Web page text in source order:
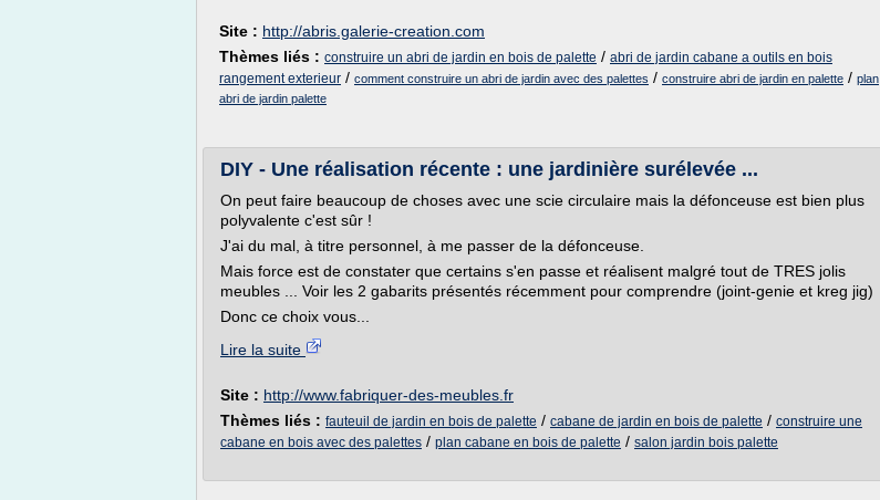
Site : http://abris.galerie-creation.com
Thèmes liés : construire un abri de jardin en bois de palette / abri de jardin cabane a outils en bois
rangement exterieur / comment construire un abri de jardin avec des palettes / construire abri de jardin en palette / plan
abri de jardin palette
DIY - Une réalisation récente : une jardinière surélevée ...
On peut faire beaucoup de choses avec une scie circulaire mais la défonceuse est bien plus
polyvalente c'est sûr !
J'ai du mal, à titre personnel, à me passer de la défonceuse.
Mais force est de constater que certains s'en passe et réalisent malgré tout de TRES jolis
meubles ... Voir les 2 gabarits présentés récemment pour comprendre (joint-genie et kreg jig)
Donc ce choix vous...
Lire la suite
Site : http://www.fabriquer-des-meubles.fr
Thèmes liés : fauteuil de jardin en bois de palette / cabane de jardin en bois de palette / construire une
cabane en bois avec des palettes / plan cabane en bois de palette / salon jardin bois palette